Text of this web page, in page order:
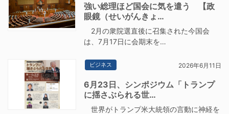
強い総理ほど国会に気を遣う 【政
眼鏡（せいがんきょ…
2月の衆院選直後に召集された今国会
は、7月17日に会期末を…
ビジネス 2026年6月11日
6月23日、シンポジウム「トランプ
に揺さぶられる世…
世界がトランプ米大統領の言動に神経を